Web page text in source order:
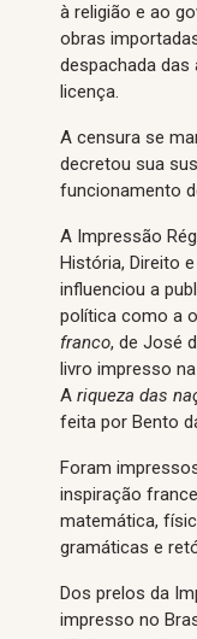
à religião e ao
obras
despachada das
licença.
A censura se
decretou sua
funcionamento
A Impressão
História, Direito
influenciou a
política como a
franco, de José
livro impresso
A riqueza das
feita por Bento
Foram
inspiração
matemática,
gramáticas e
Dos prelos da
impresso no